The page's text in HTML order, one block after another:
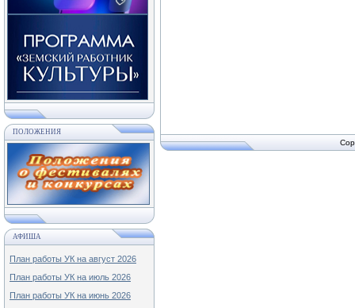
ПОЛОЖЕНИЯ
АФИША
План работы УК на август 2026
План работы УК на июль 2026
План работы УК на июнь 2026